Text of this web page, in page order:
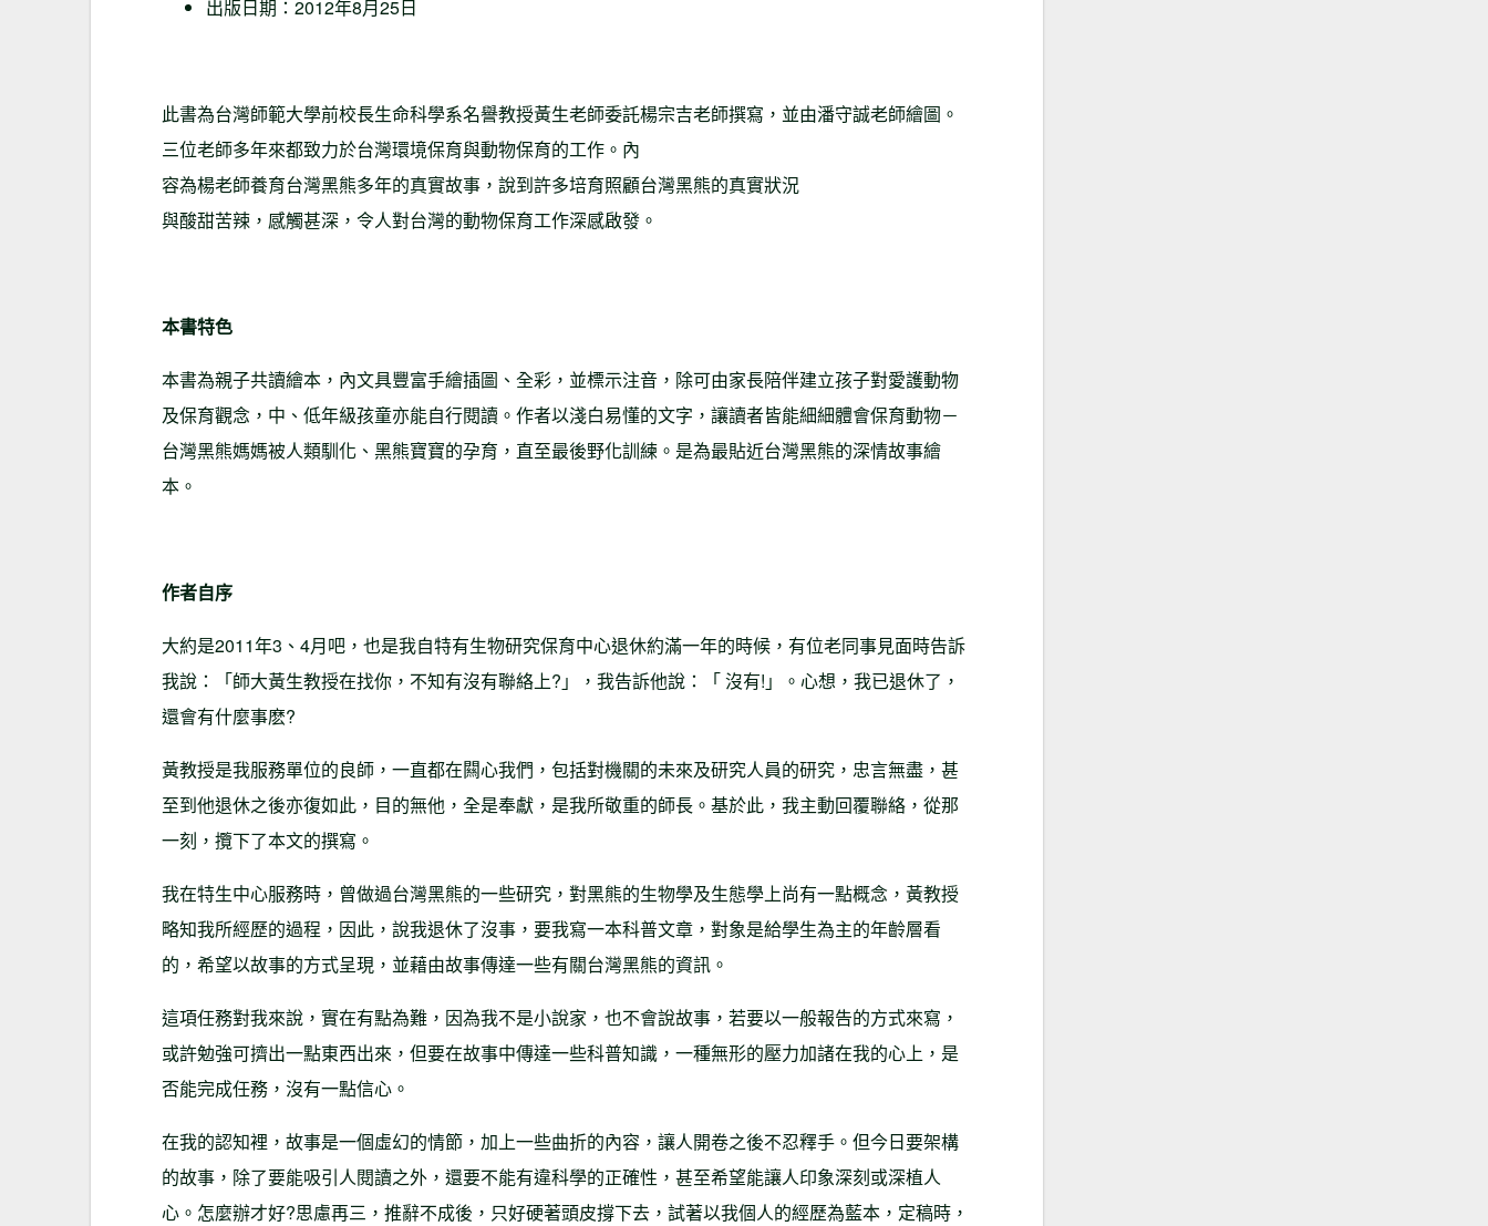
出版日期：2012年8月25日
此書為台灣師範大學前校長生命科學系名譽教授黃生老師委託楊宗吉老師撰寫，並由潘守誠老師繪圖。
三位老師多年來都致力於台灣環境保育與動物保育的工作。內
容為楊老師養育台灣黑熊多年的真實故事，說到許多培育照顧台灣黑熊的真實狀況
與酸甜苦辣，感觸甚深，令人對台灣的動物保育工作深感啟發。
本書特色
本書為親子共讀繪本，內文具豐富手繪插圖、全彩，並標示注音，除可由家長陪伴建立孩子對愛護動物
及保育觀念，中、低年級孩童亦能自行閱讀。作者以淺白易懂的文字，讓讀者皆能細細體會保育動物－
台灣黑熊媽媽被人類馴化、黑熊寶寶的孕育，直至最後野化訓練。是為最貼近台灣黑熊的深情故事繪
本。
作者自序
大約是2011年3、4月吧，也是我自特有生物研究保育中心退休約滿一年的時候，有位老同事見面時告訴
我說：「師大黃生教授在找你，不知有沒有聯絡上?」，我告訴他說：「 沒有!」。心想，我已退休了，
還會有什麼事麽?
黃教授是我服務單位的良師，一直都在闗心我們，包括對機關的未來及研究人員的研究，忠言無盡，甚
至到他退休之後亦復如此，目的無他，全是奉獻，是我所敬重的師長。基於此，我主動回覆聯絡，從那
一刻，攬下了本文的撰寫。
我在特生中心服務時，曾做過台灣黑熊的一些研究，對黑熊的生物學及生態學上尚有一點概念，黃教授
略知我所經歷的過程，因此，說我退休了沒事，要我寫一本科普文章，對象是給學生為主的年齡層看
的，希望以故事的方式呈現，並藉由故事傳達一些有關台灣黑熊的資訊。
這項任務對我來說，實在有點為難，因為我不是小說家，也不會說故事，若要以一般報告的方式來寫，
或許勉強可擠出一點東西出來，但要在故事中傳達一些科普知識，一種無形的壓力加諸在我的心上，是
否能完成任務，沒有一點信心。
在我的認知裡，故事是一個虛幻的情節，加上一些曲折的內容，讓人開卷之後不忍釋手。但今日要架構
的故事，除了要能吸引人閱讀之外，還要不能有違科學的正確性，甚至希望能讓人印象深刻或深植人
心。怎麼辦才好?思慮再三，推辭不成後，只好硬著頭皮撐下去，試著以我個人的經歷為藍本，定稿時，